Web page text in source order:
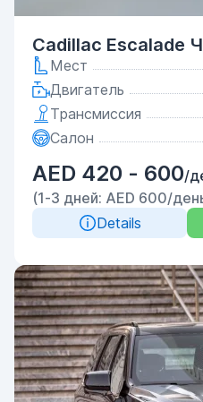
Cadillac Escalade
Мест
Двигатель
Трансмиссия
Салон
AED 420 - 600/
(1-3 дней: AED 600/
Details